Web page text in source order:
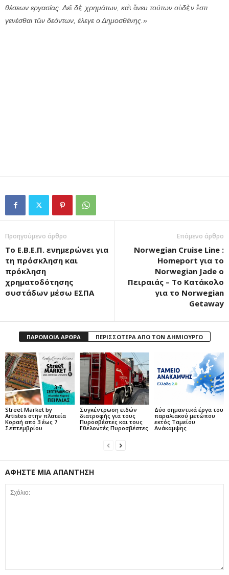
θέσεων εργασίας. Δεῖ δὲ χρημάτων, καὶ ἄνευ τούτων οὐδὲν ἔστι
γενέσθαι τῶν δεόντων, έλεγε ο Δημοσθένης.»
Προηγούμενο άρθρο
Το Ε.Β.Ε.Π. ενημερώνει για
τη πρόσκληση και
πρόκληση
χρηματοδότησης
συστάδων μέσω ΕΣΠΑ
Επόμενο άρθρο
Norwegian Cruise Line :
Homeport για το
Norwegian Jade ο
Πειραιάς – Το Κατάκολο
για το Norwegian
Getaway
ΠΑΡΟΜΟΙΑ ΑΡΘΡΑ ΠΕΡΙΣΣΟΤΕΡΑ ΑΠΟ ΤΟΝ ΔΗΜΙΟΥΡΓΟ
Street Market by
Artistes στην πλατεία
Κοραή από 3 έως 7
Σεπτεμβρίου
Συγκέντρωση ειδών
διατροφής για τους
Πυροσβέστες και τους
Εθελοντές Πυροσβέστες
Δύο σημαντικά έργα του
παραλιακού μετώπου
εκτός Ταμείου
Ανάκαμψης
ΑΦΗΣΤΕ ΜΙΑ ΑΠΑΝΤΗΣΗ